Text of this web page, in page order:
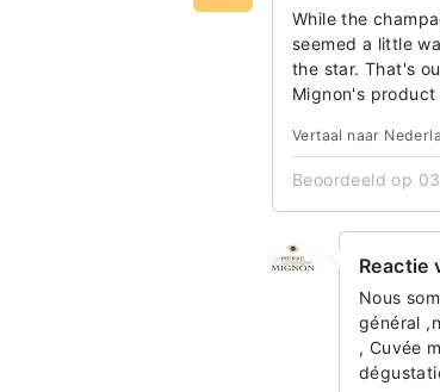
While the
seemed a little
the star. That's
Mignon's
Vertaal naar
Beoordeeld op
Reactie
Nous
général
, Cuvée